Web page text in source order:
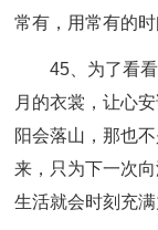
常有，用常有的
45、为了看
月的衣裳，让心
阳会落山，那也
来，只为下一次
生活就会时刻充满